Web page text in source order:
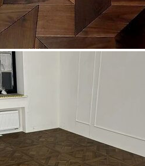
Coswick
царапин. Полы,
Системы для локального